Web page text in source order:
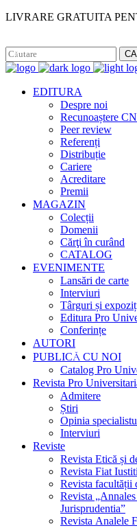
LIVRARE GRATUITA
EDITURA
Despre noi
Recunoaștere
Peer review
Referenți
Distribuție
Cariere
Acreditare
Premii
MAGAZIN
Colecții
Domenii
Cărţi în curând
CATALOG
EVENIMENTE
Lansări de carte
Interviuri
Târguri și
Editura Pro
Conferințe
AUTORI
PUBLICĂ CU NOI
Catalog Pro
Revista Pro
Admitere
Știri
Opinia
Interviuri
Reviste
Revista Etică și
Revista Fiat
Revista facultății
Revista
Jurisprudentia”
Revista Analele